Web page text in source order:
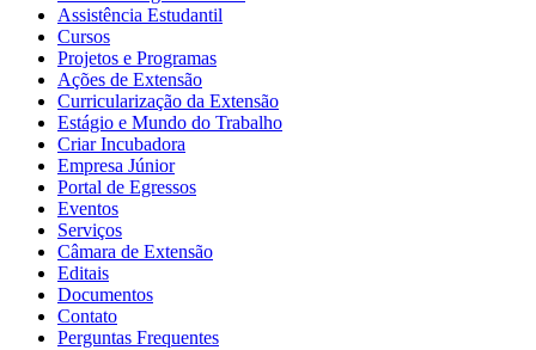
Assistência Estudantil
Cursos
Projetos e Programas
Ações de Extensão
Curricularização da Extensão
Estágio e Mundo do Trabalho
Criar Incubadora
Empresa Júnior
Portal de Egressos
Eventos
Serviços
Câmara de Extensão
Editais
Documentos
Contato
Perguntas Frequentes